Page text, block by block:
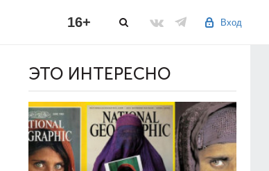
Вход
16+
ЭТО ИНТЕРЕСНО